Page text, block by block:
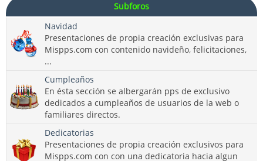
Subforos
Navidad
Presentaciones de propia creación exclusivas para
Mispps.com con contenido navideño, felicitaciones,
...
Cumpleaños
En ésta sección se albergarán pps de exclusivo
dedicados a cumpleaños de usuarios de la web o
familiares directos.
Dedicatorias
Presentaciones de propia creación exclusivos para
Mispps.com con con una dedicatoria hacia algun